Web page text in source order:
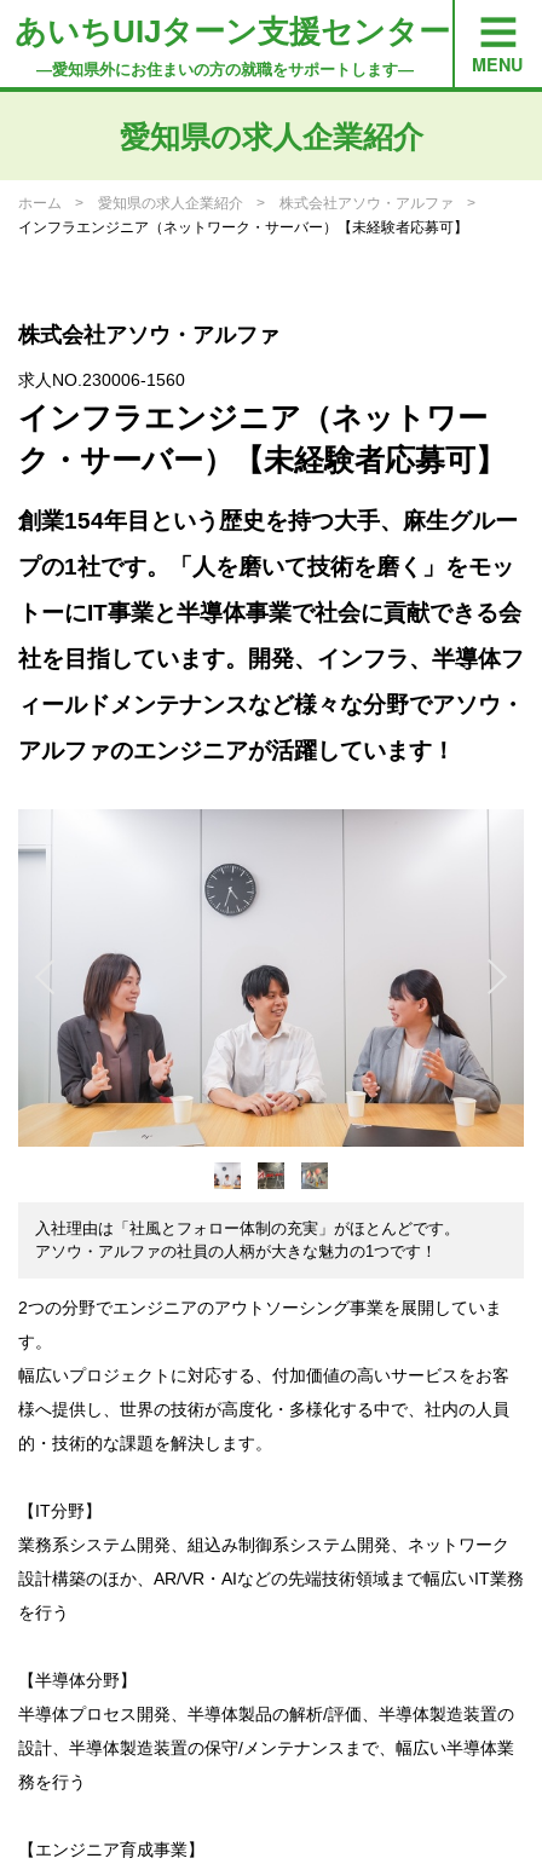
あいちUIJターン支援センター
―愛知県外にお住まいの方の就職をサポートします―
愛知県の求人企業紹介
ホーム 愛知県の求人企業紹介
株式会社アソウ・アルファ
インフラエンジニア（ネットワーク・サーバー）【未経験者応募可】
株式会社アソウ・アルファ
求人NO.230006-1560
インフラエンジニア（ネットワー
ク・サーバー）【未経験者応募可】
創業154年目という歴史を持つ大手、麻生グルー
プの1社です。「人を磨いて技術を磨く」をモッ
トーにIT事業と半導体事業で社会に貢献できる会
社を目指しています。開発、インフラ、半導体フ
ィールドメンテナンスなど様々な分野でアソウ・
アルファのエンジニアが活躍しています！
入社理由は「社風とフォロー体制の充実」がほとんどです。
アソウ・アルファの社員の人柄が大きな魅力の1つです！
2つの分野でエンジニアのアウトソーシング事業を展開していま
す。
幅広いプロジェクトに対応する、付加価値の高いサービスをお客
様へ提供し、世界の技術が高度化・多様化する中で、社内の人員
的・技術的な課題を解決します。
【IT分野】
業務系システム開発、組込み制御系システム開発、ネットワーク
設計構築のほか、AR/VR・AIなどの先端技術領域まで幅広いIT業務
を行う
【半導体分野】
半導体プロセス開発、半導体製品の解析/評価、半導体製造装置の
設計、半導体製造装置の保守/メンテナンスまで、幅広い半導体業
務を行う
【エンジニア育成事業】